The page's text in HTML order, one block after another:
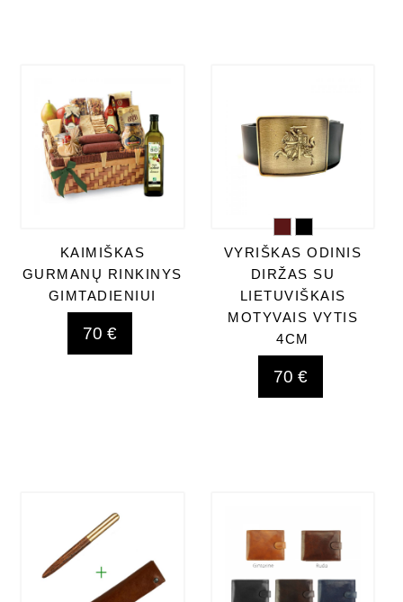
KAIMIŠKAS
GURMANŲ RINKINYS
GIMTADIENIUI
70 €
VYRIŠKAS ODINIS
DIRŽAS SU
LIETUVIŠKAIS
MOTYVAIS VYTIS
4CM
70 €